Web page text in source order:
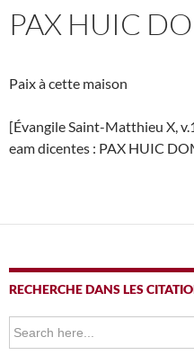
PAX HUIC
Paix à cette maison
[Évangile Saint-Matthieu X,
eam dicentes : PAX HUIC
RECHERCHE DANS LES
Search
for: